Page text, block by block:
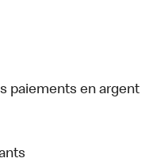
paiements en argent